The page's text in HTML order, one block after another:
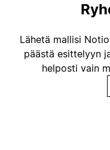
Lähetä mallisi
päästä esittelyyn
helposti vain